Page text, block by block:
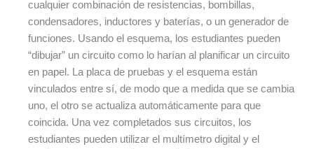
cualquier combinación de resistencias, bombillas,
condensadores, inductores y baterías, o un generador de
funciones. Usando el esquema, los estudiantes pueden
“dibujar” un circuito como lo harían al planificar un circuito
en papel. La placa de pruebas y el esquema están
vinculados entre sí, de modo que a medida que se cambia
uno, el otro se actualiza automáticamente para que
coincida. Una vez completados sus circuitos, los
estudiantes pueden utilizar el multímetro digital y el